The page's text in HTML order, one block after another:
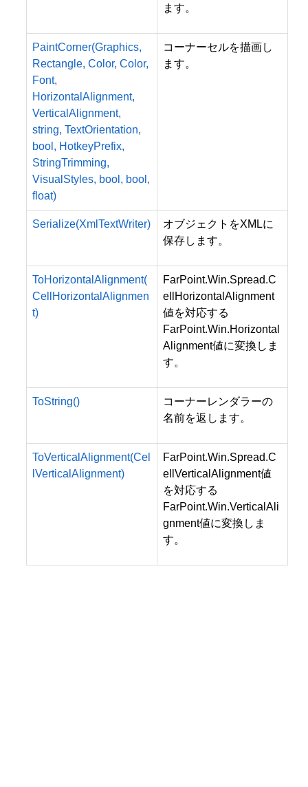
ます。
PaintCorner(Graphics,
Rectangle, Color, Color,
Font,
HorizontalAlignment,
VerticalAlignment,
string, TextOrientation,
bool, HotkeyPrefix,
StringTrimming,
VisualStyles, bool, bool,
float)
コーナーセルを描画し
ます。
Serialize(XmlTextWriter)
オブジェクトをXMLに
保存します。
ToHorizontalAlignment(
CellHorizontalAlignmen
t)
FarPoint.Win.Spread.C
ellHorizontalAlignment
値を対応する
FarPoint.Win.Horizontal
Alignment値に変換しま
す。
ToString()
コーナーレンダラーの
名前を返します。
ToVerticalAlignment(Cel
lVerticalAlignment)
FarPoint.Win.Spread.C
ellVerticalAlignment値
を対応する
FarPoint.Win.VerticalAli
gnment値に変換しま
す。